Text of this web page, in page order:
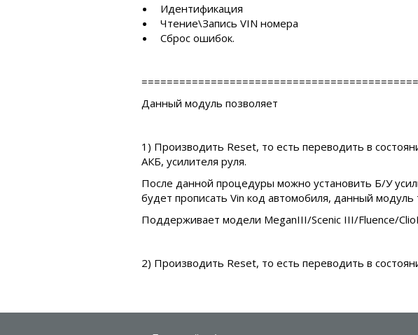
Идентификация
Чтение\Запись VIN номера
Сброс ошибок.
Данный модуль позволяет
1) Производить Reset, то есть переводить в
АКБ, усилителя руля.
После данной процедуры можно установить Б/У
будет прописать Vin код автомобиля, данный модуль
Поддерживает модели MeganIII/Scenic III/Fluence/
2) Производить Reset, то есть переводить в